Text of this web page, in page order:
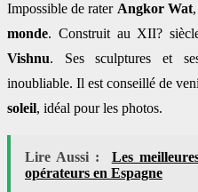
Impossible de rater Angkor Wat
monde. Construit au XII?
Vishnu. Ses sculptures et
inoubliable. Il est conseillé de
soleil, idéal pour les photos.
Lire Aussi :
Les
opérateurs en Espagne